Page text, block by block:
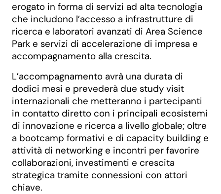
erogato in forma di servizi ad alta tecnologia
che includono l’accesso a infrastrutture di
ricerca e laboratori avanzati di Area Science
Park e servizi di accelerazione di impresa e
accompagnamento alla crescita.
L’accompagnamento avrà una durata di
dodici mesi e prevederà due study visit
internazionali che metteranno i partecipanti
in contatto diretto con i principali ecosistemi
di innovazione e ricerca a livello globale; oltre
a bootcamp formativi e di capacity building e
attività di networking e incontri per favorire
collaborazioni, investimenti e crescita
strategica tramite connessioni con attori
chiave.